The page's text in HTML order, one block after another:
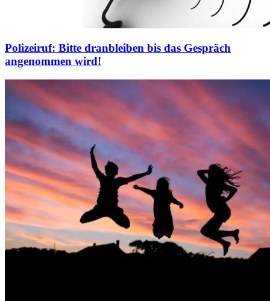
Polizeiruf: Bitte dranbleiben bis das Gespräch
angenommen wird!